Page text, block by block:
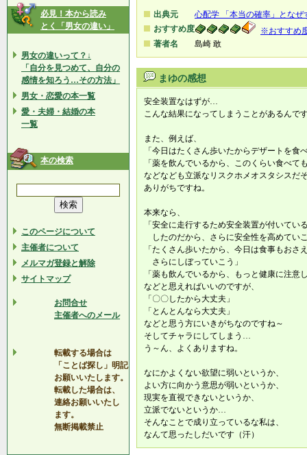
必見！本から読み
とく「男女の違い」
男女の違いって？↓
「自分を見つめて、自分の
感情を知ろう…その方法」
男女・恋愛の本一覧
愛・夫婦・結婚の本
一覧
本の検索
このページについて
主催者について
メルマガ登録と解除
サイトマップ
お問合せ
主催者へのメール
転載する場合は
「ことば探し」明記
お願いいたします。
転載した場合は、
連絡お願いいたし
ます。
無断掲載禁止
出典元
心配学 「本当の確率」となぜ
おすすめ度
※おすすめ
著者名
島崎 敢
まゆの感想
安全装置なはずが…
こんな結果になってしまうことがあるんで
また、例えば、
「今日はたくさん歩いたからデザートを食
「薬を飲んでいるから、このくらい食べて
などなども立派なリスクホメオスタシスだ
ありがちですね。
本来なら、
「安全に走行するため安全装置が付いてい
したのだから、さらに安全性を高めてい
「たくさん歩いたから、今日は食事もおさ
さらにしぼっていこう」
「薬も飲んでいるから、もっと健康に注意
などと思えればいいのですが、
「〇〇したから大丈夫」
「とんとんなら大丈夫」
などと思う方にいきがちなのですね～
そしてチャラにしてしまう…
う～ん、よくありますね。
なにかよくない欲望に弱いというか、
よい方に向かう意思が弱いというか、
現実を直視できないというか、
立派でないというか…
そんなことで成り立っているな私は、
なんて思ったしだいです（汗）